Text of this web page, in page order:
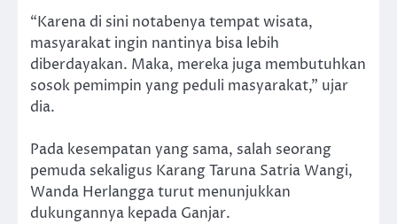
“Karena di sini notabenya tempat wisata,
masyarakat ingin nantinya bisa lebih
diberdayakan. Maka, mereka juga membutuhkan
sosok pemimpin yang peduli masyarakat,” ujar
dia.
Pada kesempatan yang sama, salah seorang
pemuda sekaligus Karang Taruna Satria Wangi,
Wanda Herlangga turut menunjukkan
dukungannya kepada Ganjar.